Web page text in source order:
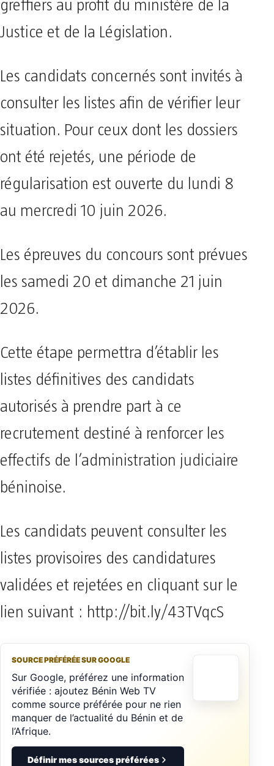
greffiers au profit du ministère de la
Justice et de la Législation.
Les candidats concernés sont invités à
consulter les listes afin de vérifier leur
situation. Pour ceux dont les dossiers
ont été rejetés, une période de
régularisation est ouverte du lundi 8
au mercredi 10 juin 2026.
Les épreuves du concours sont prévues
les samedi 20 et dimanche 21 juin
2026.
Cette étape permettra d’établir les
listes définitives des candidats
autorisés à prendre part à ce
recrutement destiné à renforcer les
effectifs de l’administration judiciaire
béninoise.
Les candidats peuvent consulter les
listes provisoires des candidatures
validées et rejetées en cliquant sur le
lien suivant : http://bit.ly/43TVqcS
SOURCE PRÉFÉRÉE SUR GOOGLE
Sur Google, préférez une information
vérifiée : ajoutez Bénin Web TV
comme source préférée pour ne rien
manquer de l’actualité du Bénin et de
l’Afrique.
Définir mes sources préférées